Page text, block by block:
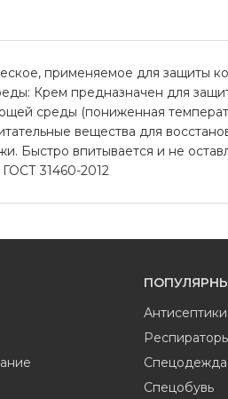
применяемое для защиты
Крем предназначен для
среды (пониженная
вещества для
Быстро впитывается и не
31460-2012
Антисептики
Спецодежда
Спецобувь